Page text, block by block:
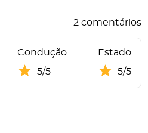
2 comentários
Condução
5/5
Estado
5/5